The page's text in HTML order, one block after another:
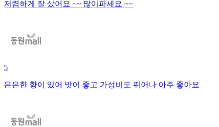
저렴하게 잘 샀어요 ~~ 많이파세요 ~~
5
은은한 향이 있어 맛이 좋고 가성비도 뛰어나 아주 좋아요